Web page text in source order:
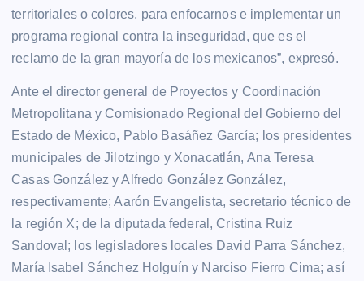
territoriales o colores, para enfocarnos e implementar un
programa regional contra la inseguridad, que es el
reclamo de la gran mayoría de los mexicanos”, expresó.
Ante el director general de Proyectos y Coordinación
Metropolitana y Comisionado Regional del Gobierno del
Estado de México, Pablo Basáñez García; los presidentes
municipales de Jilotzingo y Xonacatlán, Ana Teresa
Casas González y Alfredo González González,
respectivamente; Aarón Evangelista, secretario técnico de
la región X; de la diputada federal, Cristina Ruiz
Sandoval; los legisladores locales David Parra Sánchez,
María Isabel Sánchez Holguín y Narciso Fierro Cima; así